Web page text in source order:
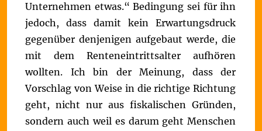
Unternehmen etwas.“ Bedingung sei für ihn
jedoch, dass damit kein Erwartungsdruck
gegenüber denjenigen aufgebaut werde, die
mit dem Renteneintrittsalter aufhören
wollten.
Ich bin der Meinung, dass der
Vorschlag von Weise in die richtige Richtung
geht, nicht nur aus fiskalischen Gründen,
sondern auch weil es darum geht Menschen